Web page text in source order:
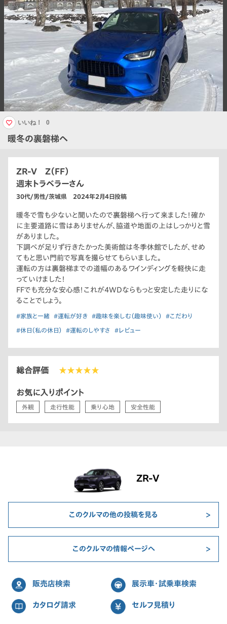
暖冬の裏磐梯へ
いいね！ 0
ZR-V Z（FF）
週末トラベラーさん
30代/男性/茨城県 2024年2月4日投稿
暖冬で雪も少ないと聞いたので裏磐梯へ行って来ました！確か
に主要道路に雪はありませんが、脇道や地面の上はしっかりと雪
がありました。
下調べが足りず行きたかった美術館は冬季休館でしたが、せめ
てもと思い門前で写真を撮らせてもらいました。
運転の方は裏磐梯までの道幅のあるワインディングを軽快に走
っていけました！
FFでも充分な安心感！これが4WDならもっと安定した走りにな
ることでしょう。
#家族と一緒 #運転が好き #趣味を楽しむ（趣味使い） #こだわり
#休日（私の休日） #運転のしやすさ #レビュー
総合評価 ★★★★★
お気に入りポイント
外観 走行性能 乗り心地 安全性能
ZR-V
このクルマの他の投稿を見る
このクルマの情報ページへ
販売店検索 展示車・試乗車検索
カタログ請求 セルフ見積り